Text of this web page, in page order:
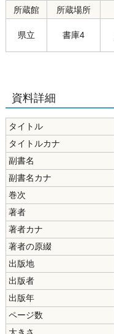
所蔵館 所蔵場所
県立 書庫4
資料詳細
タイトル
タイトルカナ
副書名
副書名カナ
巻次
著者
著者カナ
著者の原綴
出版地
出版者
出版年
ページ数